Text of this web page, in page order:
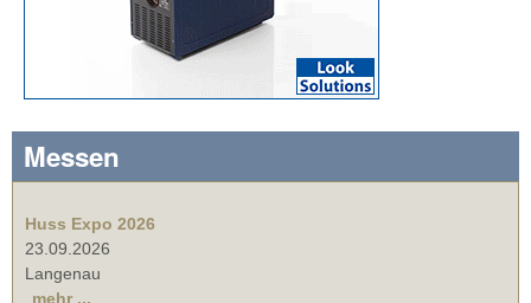
Messen
Huss Expo 2026
23.09.2026
Langenau
mehr ...